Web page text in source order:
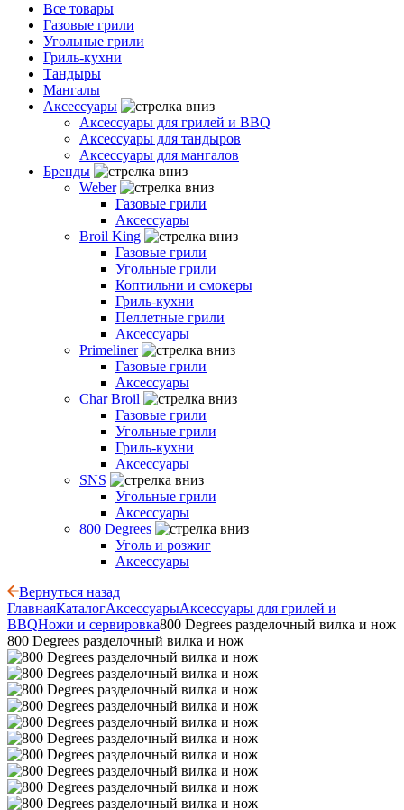
Все товары
Газовые грили
Угольные грили
Гриль-кухни
Тандыры
Мангалы
Аксессуары
Аксессуары для грилей и BBQ
Аксессуары для тандыров
Аксессуары для мангалов
Бренды
Weber
Газовые грили
Аксессуары
Broil King
Газовые грили
Угольные грили
Коптильни и смокеры
Гриль-кухни
Пеллетные грили
Аксессуары
Primeliner
Газовые грили
Аксессуары
Char Broil
Газовые грили
Угольные грили
Гриль-кухни
Аксессуары
SNS
Угольные грили
Аксессуары
800 Degrees
Уголь и розжиг
Аксессуары
Вернуться назад
ГлавнаяКаталогАксессуарыАксессуары для грилей и
BBQНожи и сервировка800 Degrees разделочный вилка и нож
800 Degrees разделочный вилка и нож